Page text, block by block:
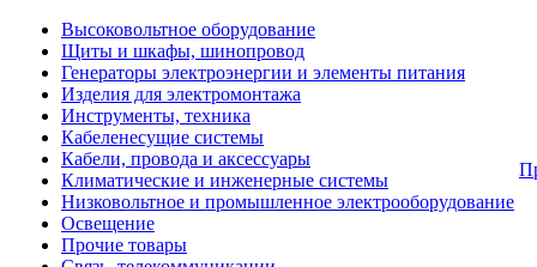
Высоковольтное оборудование
Щиты и шкафы, шинопровод
Генераторы электроэнергии и элементы питания
Изделия для электромонтажа
Инструменты, техника
Кабеленесущие системы
Кабели, провода и аксессуары
Климатические и инженерные системы
Низковольтное и промышленное электрооборудование
Освещение
Прочие товары